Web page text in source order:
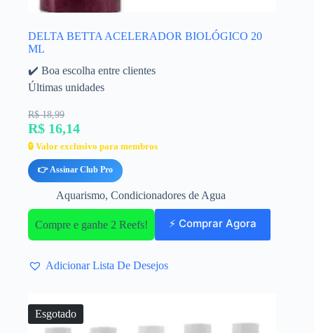
DELTA BETTA ACELERADOR BIOLÓGICO 20
ML
✔️ Boa escolha entre clientes
Últimas unidades
R$ 18,99
R$ 16,14
🔒 Valor exclusivo para membros
👉 Assinar Club Pro
Aquarismo, Condicionadores de Agua
Compre e ganhe 2 Reefs! ⚡ Comprar Agora
Adicionar Lista De Desejos
Esgotado